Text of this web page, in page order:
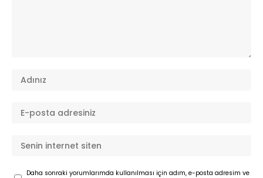
Daha sonraki yorumlarımda kullanılması için adım, e-posta adresim ve